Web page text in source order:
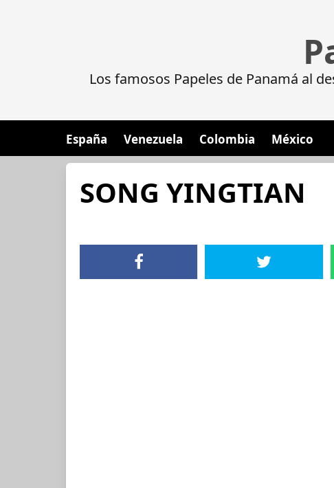
Los famosos Papeles de Panamá al
España Venezuela Colombia México
SONG YINGTIAN